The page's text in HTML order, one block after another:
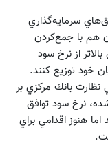
سرمايه‌گذاري
هم با جمع‌كردن
از نرخ سود
خود توزيع كنند.
نظارت بانك مركزي بر
نرخ سود توافق
هنوز اقدامي براي